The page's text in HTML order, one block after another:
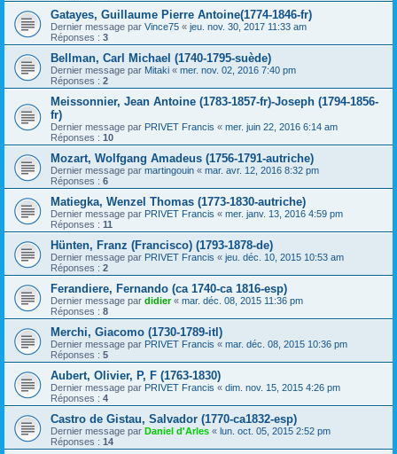
Gatayes, Guillaume Pierre Antoine(1774-1846-fr)
Dernier message par Vince75 « jeu. nov. 30, 2017 11:33 am
Réponses : 3
Bellman, Carl Michael (1740-1795-suède)
Dernier message par Mitaki « mer. nov. 02, 2016 7:40 pm
Réponses : 2
Meissonnier, Jean Antoine (1783-1857-fr)-Joseph (1794-1856-
fr)
Dernier message par PRIVET Francis « mer. juin 22, 2016 6:14 am
Réponses : 10
Mozart, Wolfgang Amadeus (1756-1791-autriche)
Dernier message par martingouin « mar. avr. 12, 2016 8:32 pm
Réponses : 6
Matiegka, Wenzel Thomas (1773-1830-autriche)
Dernier message par PRIVET Francis « mer. janv. 13, 2016 4:59 pm
Réponses : 11
Hünten, Franz (Francisco) (1793-1878-de)
Dernier message par PRIVET Francis « jeu. déc. 10, 2015 10:53 am
Réponses : 2
Ferandiere, Fernando (ca 1740-ca 1816-esp)
Dernier message par didier« mar. déc. 08, 2015 11:36 pm
Réponses : 8
Merchi, Giacomo (1730-1789-itl)
Dernier message par PRIVET Francis « mar. déc. 08, 2015 10:36 pm
Réponses : 5
Aubert, Olivier, P, F (1763-1830)
Dernier message par PRIVET Francis « dim. nov. 15, 2015 4:26 pm
Réponses : 4
Castro de Gistau, Salvador (1770-ca1832-esp)
Dernier message par Daniel d'Arles « lun. oct. 05, 2015 2:52 pm
Réponses : 14